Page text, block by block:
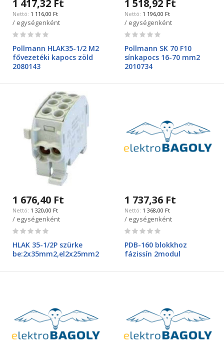
1 417,32 Ft
1 116,00 Ft
/ egységenként
Rating:
Pollmann HLAK35-1/2 M2
fővezetéki kapocs zöld
2080143
1 518,92 Ft
1 196,00 Ft
/ egységenként
Rating:
Pollmann SK 70 F10
sínkapocs 16-70 mm2
2010734
1 676,40 Ft
1 320,00 Ft
/ egységenként
Rating:
HLAK 35-1/2P szürke
be:2x35mm2,el2x25mm2
1 737,36 Ft
1 368,00 Ft
/ egységenként
Rating:
PDB-160 blokkhoz
fázissín 2modul